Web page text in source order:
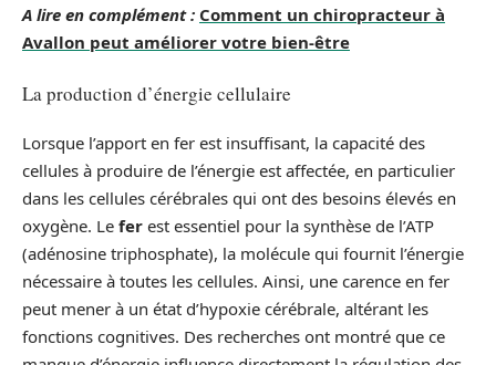
A lire en complément : Comment un chiropracteur à
Avallon peut améliorer votre bien-être
La production d’énergie cellulaire
Lorsque l’apport en fer est insuffisant, la capacité des
cellules à produire de l’énergie est affectée, en particulier
dans les cellules cérébrales qui ont des besoins élevés en
oxygène. Le fer est essentiel pour la synthèse de l’ATP
(adénosine triphosphate), la molécule qui fournit l’énergie
nécessaire à toutes les cellules. Ainsi, une carence en fer
peut mener à un état d’hypoxie cérébrale, altérant les
fonctions cognitives. Des recherches ont montré que ce